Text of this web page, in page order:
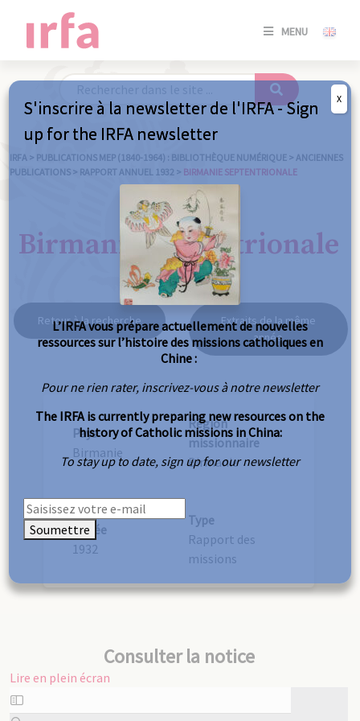
MENU
SE
/
IRFA > PUBLICATIONS MEP (1840-1964) : BIBLIOTHÈQUE NUMÉRIQUE > ANCIENNES
PUBLICATIONS > RAPPORT ANNUEL 1932 > BIRMANIE SEPTENTRIONALE
Birmanie septentrionale
Retour à la recherche
Extraits de la même
année
Pays
Birmanie
Région
missionnaire
Birmanie
Année
1932
Type
Rapport des
missions
Consulter la notice
Lire en plein écran
Aller
au
S'inscrire à la newsletter de l'IRFA - Sign
up for the IRFA newsletter
L’IRFA vous prépare actuellement de nouvelles
ressources sur l’histoire des missions catholiques en
Chine :
Pour ne rien rater, inscrivez-vous à notre newsletter
The IRFA is currently preparing new resources on the
history of Catholic missions in China:
To stay up to date, sign up for our newsletter
Soumettre
X